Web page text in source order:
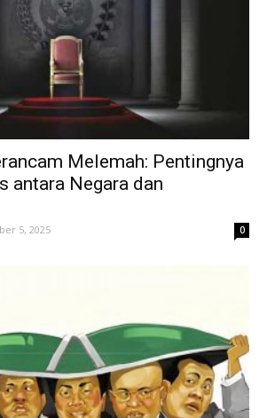
Melemah: Pentingnya
antara Negara dan
5, 2025 0